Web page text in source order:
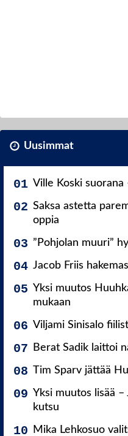
Uusimmat
Ville Koski suorana
Saksa astetta
oppia
”Pohjolan muuri”
Jacob Friis
Yksi muutos
mukaan
Viljami Sinisalo
Berat Sadik laittoi
Tim Sparv jättää
Yksi muutos lisää –
kutsu
Mika Lehkosuo